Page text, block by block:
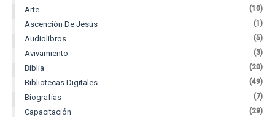
Arte (10)
Ascención De Jesús (1)
Audiolibros (5)
Avivamiento (3)
Biblia (20)
Bibliotecas Digitales (49)
Biografías (7)
Capacitación (29)